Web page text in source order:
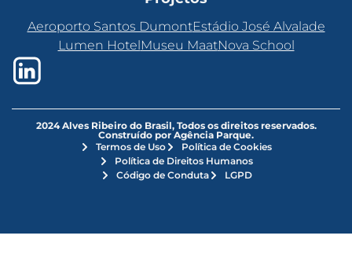
Aeroporto Santos DumontEstádio José Alvalade
Lumen Hotel Museu MaatNova School
2024 Alves Ribeiro do Brasil, Todos os direitos reservados.
Construído por Agência Parque.
Termos de Uso
Política de Cookies
Política de Direitos Humanos
Código de Conduta
LGPD